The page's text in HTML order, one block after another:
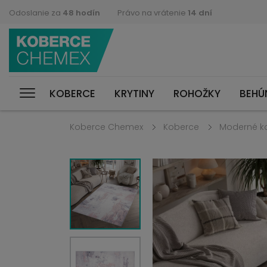
Odoslanie za 48 hodín Právo na vrátenie 14 dní
KOBERCE KRYTINY ROHOŽKY
Koberce Chemex Koberce Moderné